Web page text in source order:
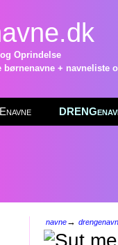
Oprindelse
børnenavne +
navne→